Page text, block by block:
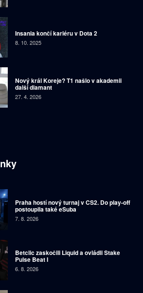
Insania končí kariéru v Dota 2
8. 10. 2025
Nový král Koreje? T1 našlo v akademii
další diamant
27. 4. 2026
Praha hostí nový turnaj v CS2. Do play-off
postoupila také eSuba
7. 8. 2026
Betclic zaskočili Liquid a ovládli Stake
Pulse Beat I
6. 8. 2026